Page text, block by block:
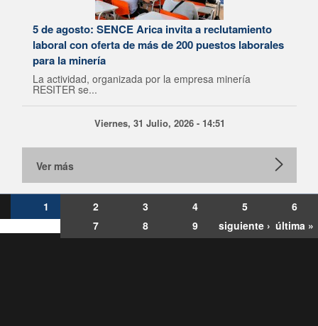
5 de agosto: SENCE Arica invita a reclutamiento
laboral con oferta de más de 200 puestos laborales
para la minería
La actividad, organizada por la empresa minería
RESITER se...
Viernes, 31 Julio, 2026 - 14:51
Ver más
1 2 3 4 5
6
7
8 9 siguiente › última »